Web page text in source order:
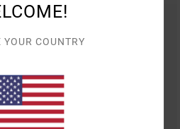
YOUR COUNTRY